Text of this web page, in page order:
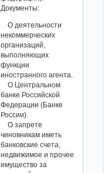
Документы:
О деятельности
некоммерческих
организаций,
выполняющих
функции
иностранного агента.
О Центральном
банке Российской
Федерации (Банке
России).
О запрете
чиновникам иметь
банковские счета,
недвижимое и прочее
имущество за